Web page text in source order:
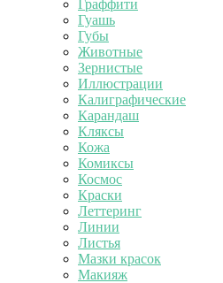
Граффити
Гуашь
Губы
Животные
Зернистые
Иллюстрации
Калиграфические
Карандаш
Кляксы
Кожа
Комиксы
Космос
Краски
Леттеринг
Линии
Листья
Мазки красок
Макияж